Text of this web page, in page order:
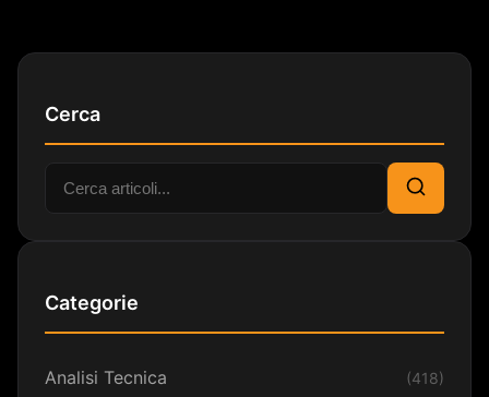
Cerca
Cerca:
Cerca
Categorie
Analisi Tecnica (418)